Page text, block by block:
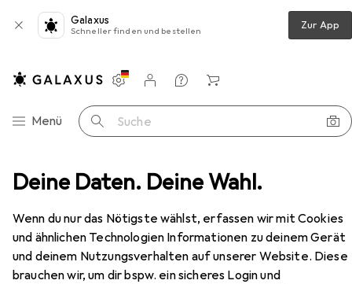
Deine Daten. Deine Wahl.
Wenn du nur das Nötigste wählst, erfassen wir mit Cookies
und ähnlichen Technologien Informationen zu deinem Gerät
und deinem Nutzungsverhalten auf unserer Website. Diese
brauchen wir, um dir bspw. ein sicheres Login und
Galaxus
Schneller finden und bestellen Zur App
Navigation nach Kategorien
Menü Suche
Einstellungen
Kundenkonto
Vergleichslisten
Merklisten
Warenkorb
RANGER GSG9-S 2.0, Sicherheitsklasse O3
EUR
281,63
PoliceEinsatzstiefel RANGER GSG9-S
2.0, Sicherheitsklasse O3
O3, 39